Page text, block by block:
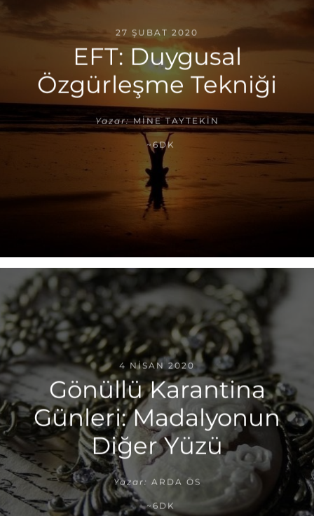
27 ŞUBAT 2020
EFT: Duygusal
Özgürleşme Tekniği
Yazar: MINE TAYTEKIN
~6DK
4 NISAN 2020
Gönüllü Karantina
Günleri: Madalyonun
Diğer Yüzü
Yazar: ARDA ÖS
~6DK